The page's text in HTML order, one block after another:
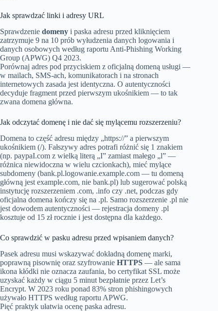
Jak sprawdzać linki i adresy URL
Sprawdzenie domeny i paska adresu przed kliknięciem
zatrzymuje 9 na 10 prób wyłudzenia danych logowania i
danych osobowych według raportu Anti-Phishing Working
Group (APWG) Q4 2023.
Porównaj adres pod przyciskiem z oficjalną domeną usługi —
w mailach, SMS-ach, komunikatorach i na stronach
internetowych zasada jest identyczna. O autentyczności
decyduje fragment przed pierwszym ukośnikiem — to tak
zwana domena główna.
Jak odczytać domenę i nie dać się mylącemu rozszerzeniu?
Domena to część adresu między „https://” a pierwszym
ukośnikiem (/). Fałszywy adres potrafi różnić się 1 znakiem
(np. paypaI.com z wielką literą „I” zamiast małego „l” —
różnica niewidoczna w wielu czcionkach), mieć mylące
subdomeny (bank.pl.logowanie.example.com — tu domeną
główną jest example.com, nie bank.pl) lub sugerować polską
instytucję rozszerzeniem .com, .info czy .net, podczas gdy
oficjalna domena kończy się na .pl. Samo rozszerzenie .pl nie
jest dowodem autentyczności — rejestracja domeny .pl
kosztuje od 15 zł rocznie i jest dostępna dla każdego.
Co sprawdzić w pasku adresu przed wpisaniem danych?
Pasek adresu musi wskazywać dokładną domenę marki,
poprawną pisownię oraz szyfrowanie HTTPS — ale sama
ikona kłódki nie oznacza zaufania, bo certyfikat SSL może
uzyskać każdy w ciągu 5 minut bezpłatnie przez Let’s
Encrypt. W 2023 roku ponad 83% stron phishingowych
używało HTTPS według raportu APWG.
Pięć praktyk ułatwia ocenę paska adresu.